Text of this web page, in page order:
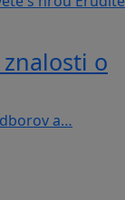
o
a…